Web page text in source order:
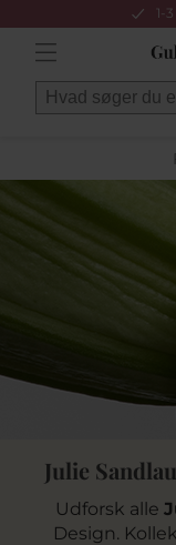
1-
Julie
Udforsk alle
Design.